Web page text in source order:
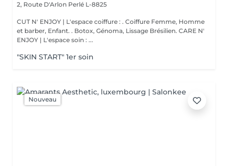
2, Route D'Arlon Perlé L-8825
CUT N' ENJOY | L'espace coiffure : . Coiffure Femme, Homme
et barber, Enfant. . Botox, Génoma, Lissage Brésilien. CARE N'
ENJOY | L'espace soin : ...
"SKIN START" 1er soin
Nouveau